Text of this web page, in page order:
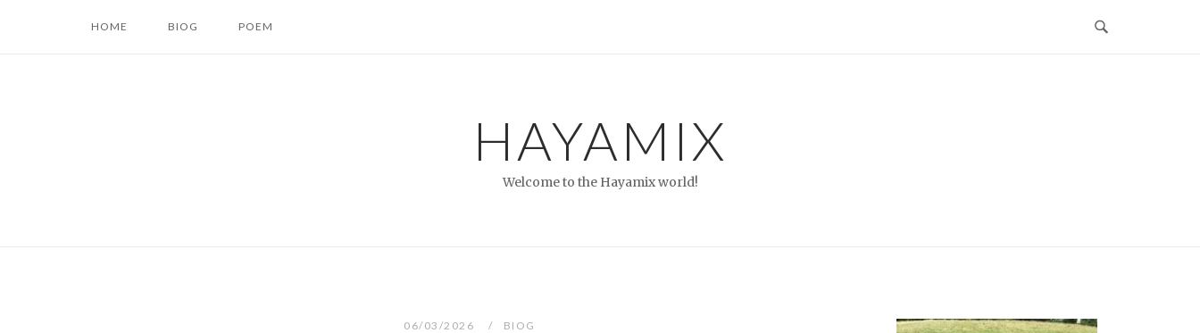
HOME BIOG POEM
HAYAMIX
Welcome to the Hayamix world!
06/03/2026 BIOG